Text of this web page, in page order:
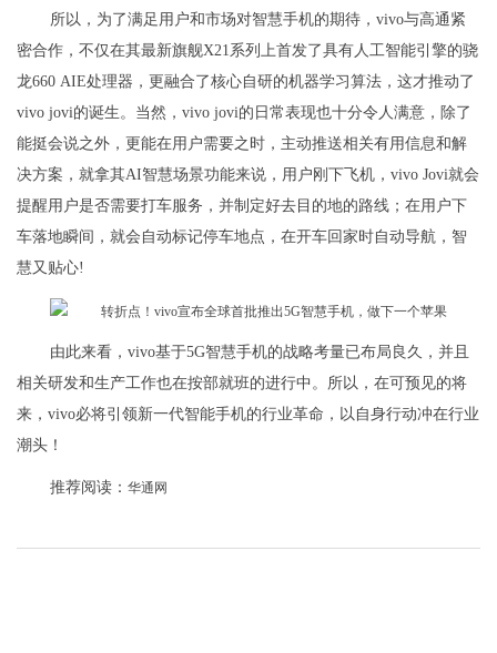
所以，为了满足用户和市场对智慧手机的期待，vivo与高通紧
密合作，不仅在其最新旗舰X21系列上首发了具有人工智能引擎的骁
龙660 AIE处理器，更融合了核心自研的机器学习算法，这才推动了
vivo jovi的诞生。当然，vivo jovi的日常表现也十分令人满意，除了
能挺会说之外，更能在用户需要之时，主动推送相关有用信息和解
决方案，就拿其AI智慧场景功能来说，用户刚下飞机，vivo Jovi就会
提醒用户是否需要打车服务，并制定好去目的地的路线；在用户下
车落地瞬间，就会自动标记停车地点，在开车回家时自动导航，智
慧又贴心!
由此来看，vivo基于5G智慧手机的战略考量已布局良久，并且
相关研发和生产工作也在按部就班的进行中。所以，在可预见的将
来，vivo必将引领新一代智能手机的行业革命，以自身行动冲在行业
潮头！
推荐阅读： 华通网